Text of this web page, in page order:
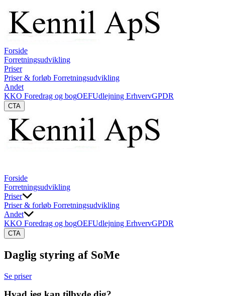
Forside
Forretningsudvikling
Priser
Priser & forløb Forretningsudvikling
Andet
KKO Foredrag og bogOEFUdlejning ErhvervGPDR
CTA
Forside
Forretningsudvikling
Priser
Priser & forløb Forretningsudvikling
Andet
KKO Foredrag og bogOEFUdlejning ErhvervGPDR
CTA
Daglig styring af SoMe
Se priser